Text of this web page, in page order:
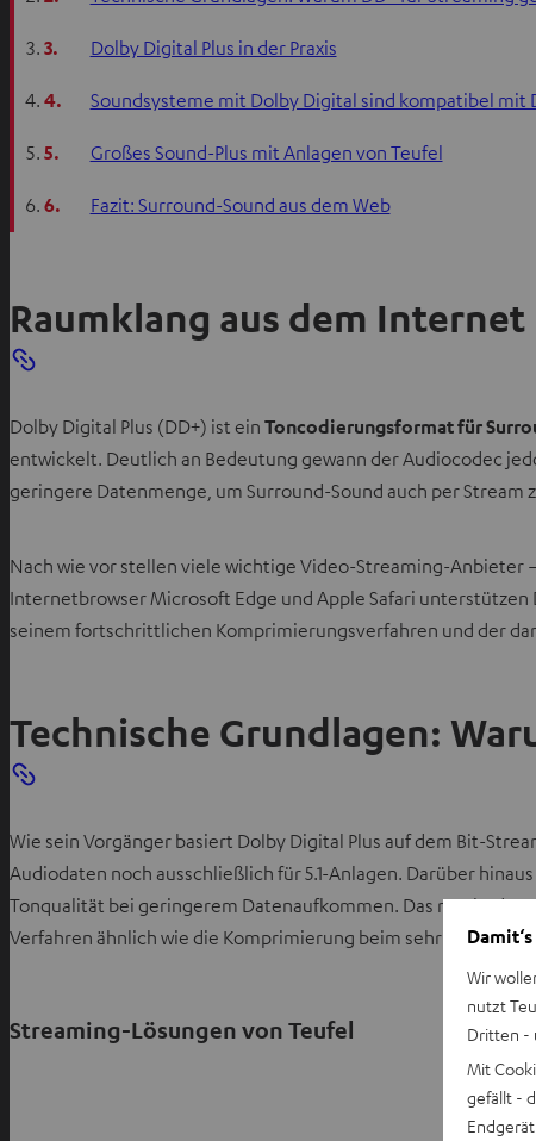
3. Dolby Digital Plus in der Praxis
4. Soundsysteme mit Dolby Digital sind kompatibel mit
5. Großes Sound-Plus mit Anlagen von Teufel
6. Fazit: Surround-Sound aus dem Web
Raumklang aus dem Internet
Dolby Digital Plus (DD+) ist ein Toncodierungsformat für
entwickelt. Deutlich an Bedeutung gewann der Audiocodec
geringere Datenmenge, um Surround-Sound auch per Stream
Nach wie vor stellen viele wichtige Video-Streaming-Anbieter
Internetbrowser Microsoft Edge und Apple Safari unterstützen
seinem fortschrittlichen Komprimierungsverfahren und der
Technische Grundlagen:
Wie sein Vorgänger basiert Dolby Digital Plus auf dem Bit-
Audiodaten noch ausschließlich für 5.1-Anlagen. Darüber
Tonqualität bei geringerem Datenaufkommen. Das macht
Verfahren ähnlich wie die Komprimierung beim sehr weit
Streaming-Lösungen von Teufel
Wir
nutzt
Dritten -
Mit
gefällt -